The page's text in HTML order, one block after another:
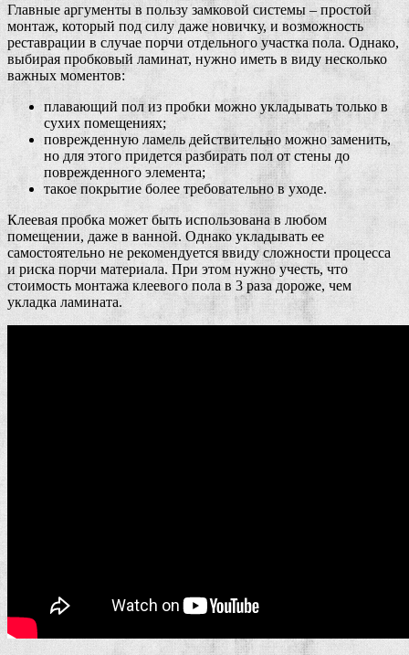
Главные аргументы в пользу замковой системы – простой
монтаж, который под силу даже новичку, и возможность
реставрации в случае порчи отдельного участка пола. Однако,
выбирая пробковый ламинат, нужно иметь в виду несколько
важных моментов:
плавающий пол из пробки можно укладывать только в
сухих помещениях;
поврежденную ламель действительно можно заменить,
но для этого придется разбирать пол от стены до
поврежденного элемента;
такое покрытие более требовательно в уходе.
Клеевая пробка может быть использована в любом
помещении, даже в ванной. Однако укладывать ее
самостоятельно не рекомендуется ввиду сложности процесса
и риска порчи материала. При этом нужно учесть, что
стоимость монтажа клеевого пола в 3 раза дороже, чем
укладка ламината.